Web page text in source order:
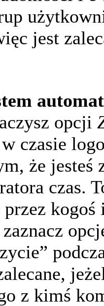
jest
opcji
w czasie
że jesteś
czas.
kogoś
z kimś